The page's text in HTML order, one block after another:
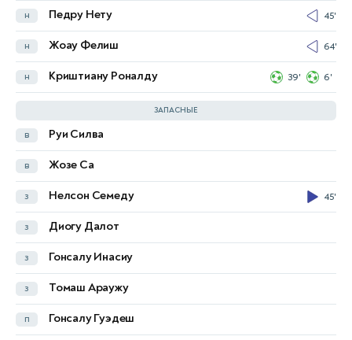
н Педру Нету 45'
н Жоау Фелиш 64'
н Криштиану Роналду 39' 6'
ЗАПАСНЫЕ
в Руи Силва
в Жозе Са
з Нелсон Семеду 45'
з Диогу Далот
з Гонсалу Инасиу
з Томаш Араужу
п Гонсалу Гуэдеш
п Одилджон Хамробеков
п Абдулла Абдуллаев
н Эльдор Шомуродов
в Ботирали Ергашев
в Уткир Юсупов
з Хожиакбар Алижонов
з Умар Эшмуродов
з Авазбек Улмасалиев
з Фаррух Сайфиев
з Джахангир Урозов